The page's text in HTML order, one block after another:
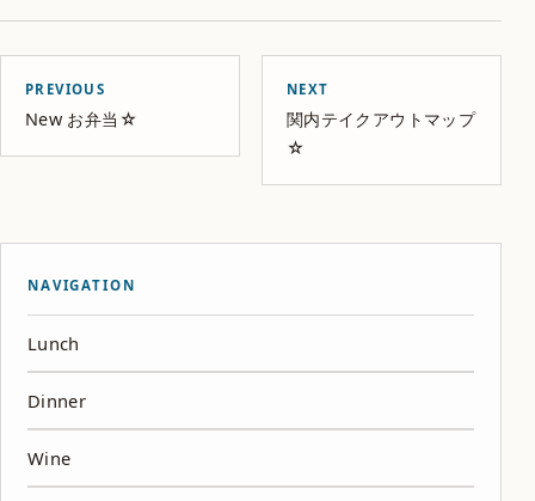
PREVIOUS
New お弁当☆
NEXT
関内テイクアウトマップ
☆
NAVIGATION
Lunch
Dinner
Wine